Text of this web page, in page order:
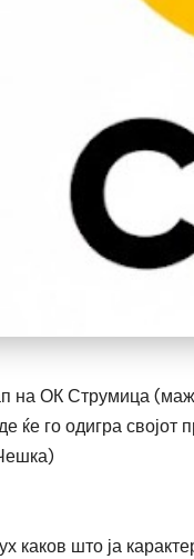
на ОК Струмица
ќе го одигра својот
каков што ја